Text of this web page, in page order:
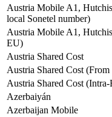
Austria Mobile A1,
local Sonetel number)
Austria Mobile A1,
EU)
Austria Shared Cost
Austria Shared Cost
Austria Shared Cost
Azerbaiyán
Azerbaijan Mobile